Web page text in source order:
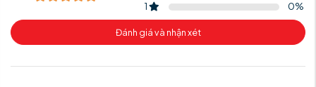
1
0%
Đánh giá và nhận xét